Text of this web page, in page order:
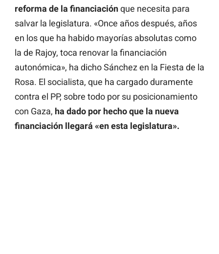
reforma de la financiaciónque necesita para
salvar la legislatura. «Once años después, años
en los que ha habido mayorías absolutas como
la de Rajoy, toca renovar la financiación
autonómica», ha dicho Sánchez en la Fiesta de la
Rosa. El socialista, que ha cargado duramente
contra el PP, sobre todo por su posicionamiento
con Gaza, ha dado por hecho que la nueva
financiación llegará «en esta legislatura».